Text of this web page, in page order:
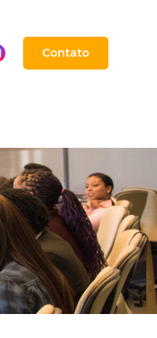
Contato